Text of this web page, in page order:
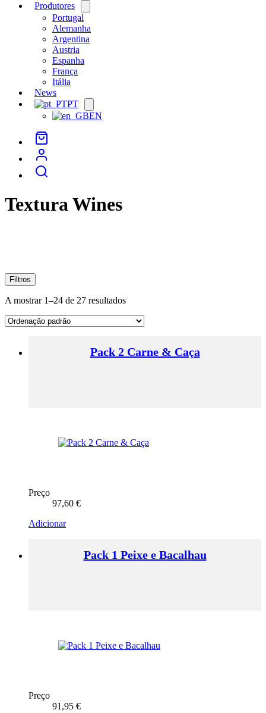
Produtores
menu
Portugal
Alemanha
Argentina
Austria
Espanha
França
Itália
News
PT
menu
EN
Textura Wines
Filtros
A mostrar 1–24 de 27 resultados
Pack 2 Carne & Caça
Preço
97,60 €
Adicionar
Pack 1 Peixe e Bacalhau
Preço
91,95 €